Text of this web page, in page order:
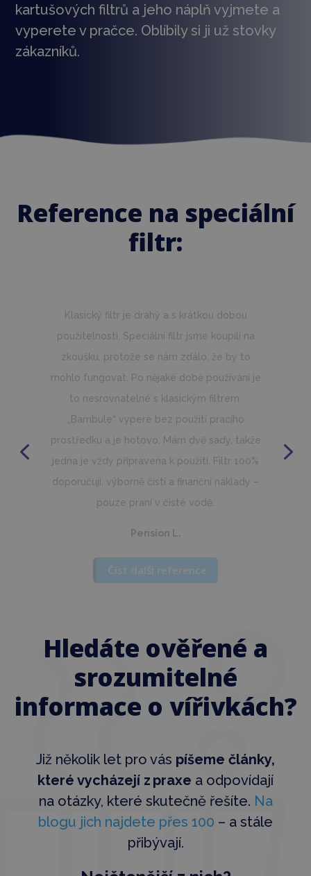
kartušových filtrů a jeho náplň vyjmete a
vyperete v pračce. Oblíbily si ji už stovky
zákazníků.
Reference na speciální
filtr:
jemnost filtrace, problémy s kvalitou vody při
filtrování papírovým filtrem a čištění
papírového filtru.
Rozhodně filtr doporučuji všem, rozdíl vás
vystřelí z bačkor. Nabízíte řešení, které všichni,
Hledáte ověřené a
srozumitelné
informace o vířivkách?
Již několik let pro vás píšeme články,
které vycházejí z praxe a odpovídají
na otázky, které skutečně řešíte. Na
blogu jich najdete přes 100 – a stále
přibývají.